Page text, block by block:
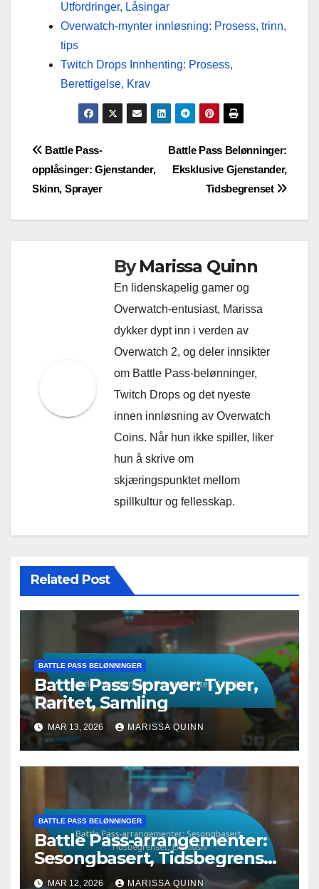
Utfordringer, Låsingar
Overwatch-mynter innløsning: Prosess, trinn,
tips
Twitch Drops Innhenting: Prosess,
Berettigelse, Krav
Post
navigation
Battle Pass Belønninger:
Eksklusive Gjenstander,
Tidsbegrenset
Battle Pass-
opplåsinger: Gjenstander,
Skinn, Sprayer
ByMarissa Quinn
En lidenskapelig gamer og
Overwatch-entusiast, Marissa
dykker dypt inn i verden av
Overwatch 2, og deler innsikter
om Battle Pass-belønninger,
Twitch Drops og det nyeste
innen innløsning av Overwatch
Coins. Når hun ikke spiller, liker
hun å skrive om
skjæringspunktet mellom
spillkultur og fellesskap.
Related Post
BATTLE PASS BELØNNINGER
Battle Pass Sprayer: Typer,
Raritet, Samling
MAR 13, 2026 MARISSA QUINN
BATTLE PASS BELØNNINGER
Battle Pass-arrangementer:
Sesongbasert, Tidsbegrenset,
Eksklusiv
MAR 12, 2026 MARISSA QUINN